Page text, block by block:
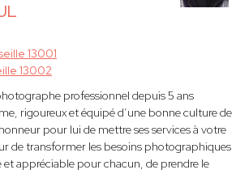
13001
13002
professionnel depuis 5 ans
rigoureux et équipé d’une bonne culture de
pour lui de mettre ses services à votre
de transformer les besoins photographiques
appréciable pour chacun, de prendre le